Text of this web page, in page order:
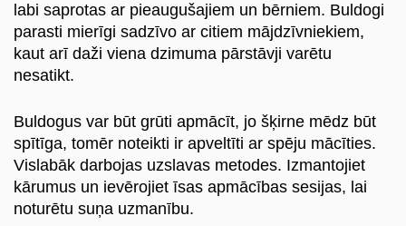
Ienākt
labi saprotas ar pieaugušajiem un bērniem. Buldogi
parasti mierīgi sadzīvo ar citiem mājdzīvniekiem,
kaut arī daži viena dzimuma pārstāvji varētu
nesatikt.
Buldogus var būt grūti apmācīt, jo šķirne mēdz būt
spītīga, tomēr noteikti ir apveltīti ar spēju mācīties.
Vislabāk darbojas uzslavas metodes. Izmantojiet
kārumus un ievērojiet īsas apmācības sesijas, lai
noturētu suņa uzmanību.